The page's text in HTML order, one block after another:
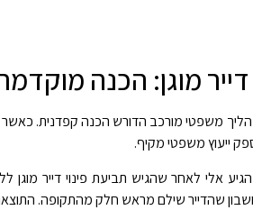
דייר מוגן: הכנה
הליך משפטי מורכב הדורש הכנה קפדנית. כאשר
ייעוץ משפטי מקיף.
הגיע אלי לאחר שהגיש תביעת פינוי דייר
שהדייר שילם מראש חלק מהתקופה.